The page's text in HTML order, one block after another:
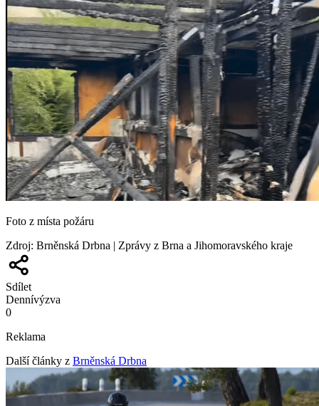
Foto z místa požáru
Zdroj: Brněnská Drbna | Zprávy z Brna a Jihomoravského kraje
Sdílet
Dennívýzva
0
Reklama
Další články z Brněnská Drbna